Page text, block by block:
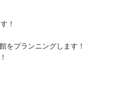
！
をプランニングします！